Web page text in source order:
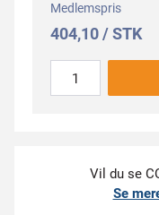
Medlemspris
404,10 / STK
Vil du se
Se